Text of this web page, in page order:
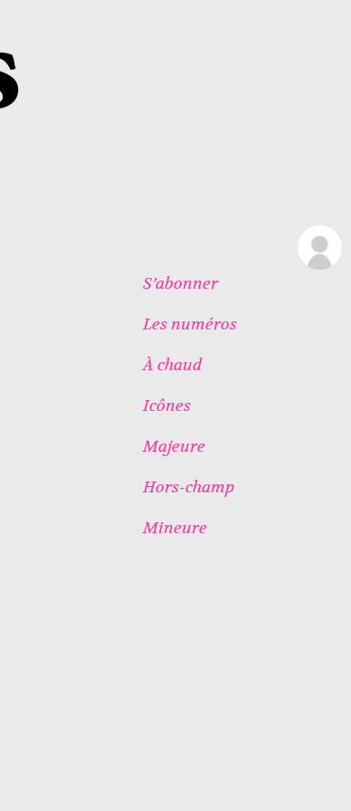
S’abonner
Les numéros
À chaud
Icônes
Majeure
Hors-champ
Mineure